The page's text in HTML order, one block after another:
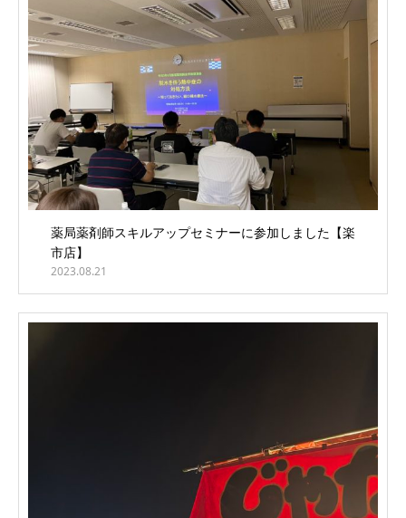
薬局薬剤師スキルアップセミナーに参加しました【楽
市店】
2023.08.21